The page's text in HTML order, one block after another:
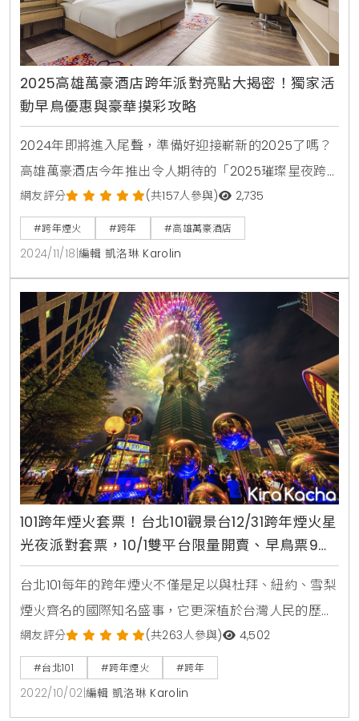
2025高雄萬豪酒店跨年派對亮點大揭密！獨家活
動早鳥優惠與豪華摸彩攻略
2024年即將進入尾聲，準備好迎接嶄新的2025了嗎？
高雄萬豪酒店今年推出令人期待的「2025璀璨星夜跨
年派對」，邀請民眾一同在音樂、燈光和豐富活動中迎
接新的一年。這場盛大的派對將於12月31日晚間在挑高11
米的8樓萬享宴會廳舉行，現場將容納上千人共同倒
數，打造難忘的跨年夜。活動當天晚間9點開放入場，
星光熠熠的表演陣容將輪番登場，從動人抒情到熱血搖
滾，帶來多樣曲風，讓賓客沉浸於震撼的視聽饗宴。每
位
網友評分 (共157人參與) 2,735
#跨年煙火 #跨年 #高雄萬豪酒店
2024/11/18 編輯 凱洛琳 Karolin
101跨年煙火套票！台北101觀景台12/31跨年煙火星
光夜派對套票，10/1雙平台限量開賣、早鳥票9折
優惠
台北101每年的跨年煙火不僅是足以與杜拜、紐約、雪梨
煙火齊名的國際知名盛事，它更深植於台灣人民的歷史
與文化，幾乎可以確定，每一個人心中都有與台北101跨
年煙火連結的美好回憶。今年跨年看煙火，台北101觀景
台於12/31夜晚更提供「與煙火最近的距離」這樣與眾不
同的觀賞煙火方式，即是在89樓觀景台高空場域，由建
網友評分 (共263人參與) 4,502
#台北101 #跨年煙火 #跨年
2022/10/02 編輯 凱洛琳 Karolin